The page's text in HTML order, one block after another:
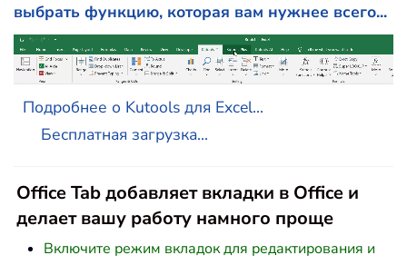
выбрать функцию, которая вам нужнее всего...
Подробнее о Kutools для Excel...
Бесплатная загрузка...
Office Tab добавляет вкладки в Office и
делает вашу работу намного проще
Включите режим вкладок для редактирования и